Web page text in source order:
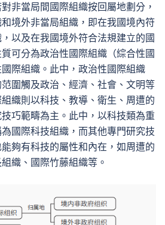
非當局間國際組織按回屬地劃分，
境外非當局組織，即在我國境內符
以及在我國境外符合法規建立的國
可分為政治性國際組織（綜合性國
際組織。此中，政治性國際組織
范圍觸及政治、經濟、社會、文明等
織則以科技、教導、衛生、周遭的
巧範疇為主。此中，以科技類為重
國際科技組織，而其他專門研究技
夠有科技的屬性和內在，如周遭的
織、國際竹藤組織等。